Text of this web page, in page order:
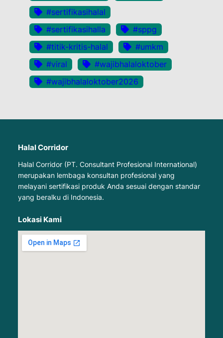
#sertifikasihalal
#sertifikasihalla
#sppg
#titik-kritis-halal
#umkm
#viral
#wajibhalaloktober
#wajibhalaloktober2026
Halal Corridor
Halal Corridor (PT. Consultant Profesional International)
merupakan lembaga konsultan profesional yang
melayani sertifikasi produk Anda sesuai dengan standar
yang beralku di Indonesia.
Lokasi Kami